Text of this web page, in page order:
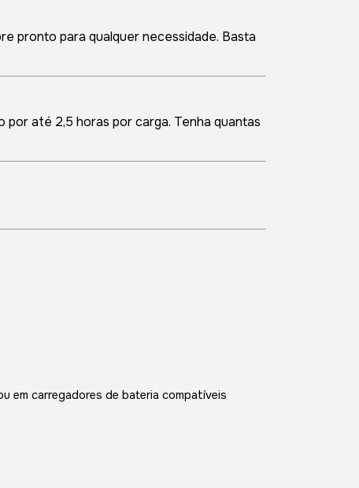
pronto para qualquer necessidade. Basta
até 2,5 horas por carga. Tenha quantas
em carregadores de bateria compatíveis